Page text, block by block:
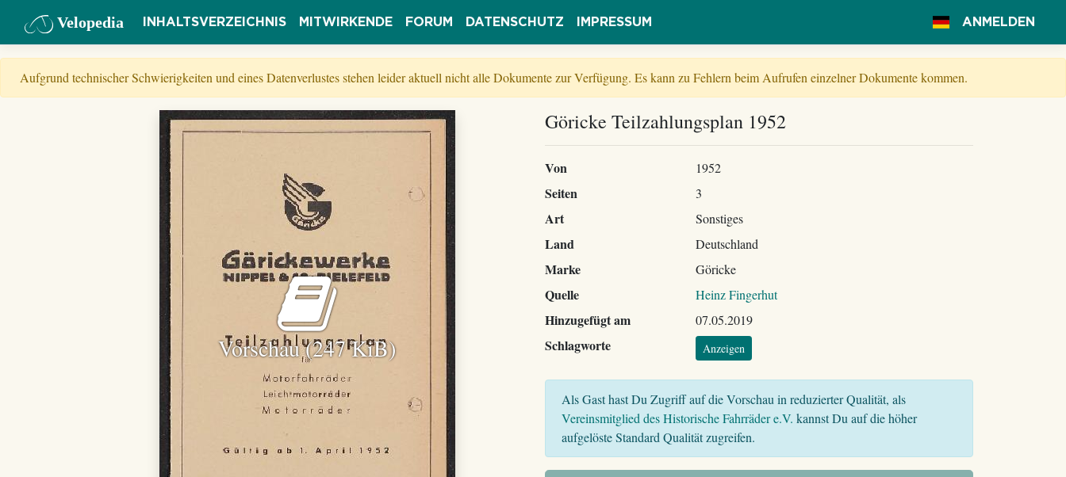
Velopedia INHALTSVERZEICHNIS MITWIRKENDE FORUM DATENSCHUTZ IMPRESSUM ANMELDEN
Aufgrund technischer Schwierigkeiten und eines Datenverlustes stehen leider aktuell nicht alle Dokumente zur Verfügung. Es kann zu Fehlern beim Aufrufen einzelner Dokumente kommen.
Vorschau (247 KiB)
Göricke Teilzahlungsplan 1952
Von 1952
Seiten 3
Art Sonstiges
Land Deutschland
Marke Göricke
Quelle Heinz Fingerhut
Hinzugefügt am 07.05.2019
Schlagworte Anzeigen
Als Gast hast Du Zugriff auf die Vorschau in reduzierter Qualität, als
Vereinsmitglied des Historische Fahrräder e.V. kannst Du auf die höher
aufgelöste Standard Qualität zugreifen.